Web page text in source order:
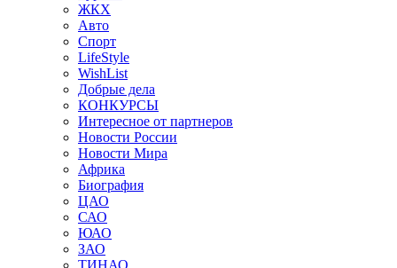
ЖКХ
Авто
Спорт
LifeStyle
WishList
Добрые дела
КОНКУРСЫ
Интересное от партнеров
Новости России
Новости Мира
Африка
Биография
ЦАО
САО
ЮАО
ЗАО
ТИНАО